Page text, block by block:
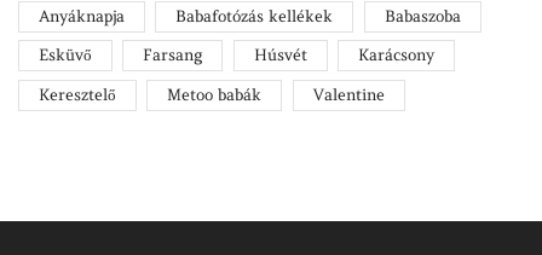
Anyáknapja Babafotózás kellékek
Babaszoba
Esküvő
Farsang Húsvét
Karácsony
Keresztelő
Metoo babák Valentine